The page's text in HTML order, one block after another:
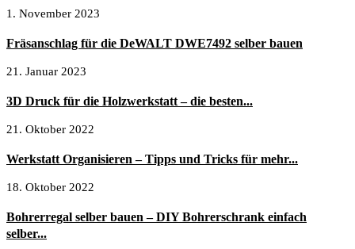
1. November 2023
Fräsanschlag für die DeWALT DWE7492 selber bauen
21. Januar 2023
3D Druck für die Holzwerkstatt – die besten...
21. Oktober 2022
Werkstatt Organisieren – Tipps und Tricks für mehr...
18. Oktober 2022
Bohrerregal selber bauen – DIY Bohrerschrank einfach
selber...